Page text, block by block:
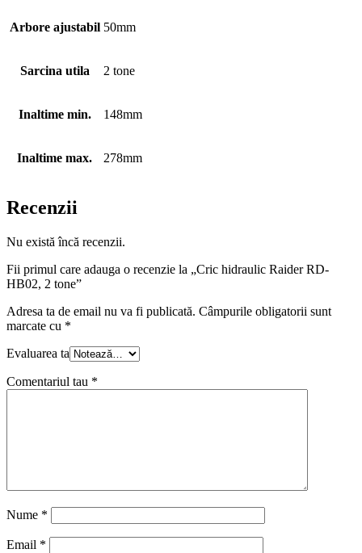
Arbore ajustabil 50mm
Sarcina utila 2 tone
Inaltime min. 148mm
Inaltime max. 278mm
Recenzii
Nu există încă recenzii.
Fii primul care adauga o recenzie la „Cric hidraulic Raider RD-
HB02, 2 tone”
Adresa ta de email nu va fi publicată. Câmpurile obligatorii sunt
marcate cu *
Evaluarea ta
Comentariul tau *
Nume *
Email *